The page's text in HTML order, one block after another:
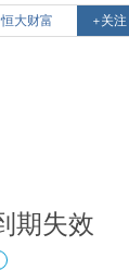
大财富 +关注
期失效